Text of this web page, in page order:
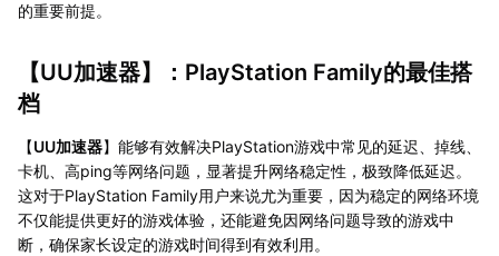
的重要前提。
【UU加速器】：PlayStation Family的最佳搭
档
【UU加速器】能够有效解决PlayStation游戏中常见的延迟、掉线、
卡机、高ping等网络问题，显著提升网络稳定性，极致降低延迟。
这对于PlayStation Family用户来说尤为重要，因为稳定的网络环境
不仅能提供更好的游戏体验，还能避免因网络问题导致的游戏中
断，确保家长设定的游戏时间得到有效利用。